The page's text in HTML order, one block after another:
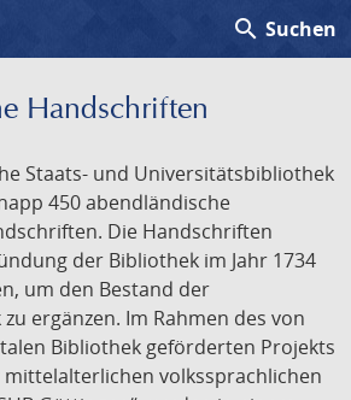
search Suchen
Handschriften
Staats- und Universitätsbibliothek
450 abendländische
Die Handschriften
der Bibliothek im Jahr 1734
um den Bestand der
ergänzen. Im Rahmen des von
Bibliothek geförderten Projekts
volkssprachlichen